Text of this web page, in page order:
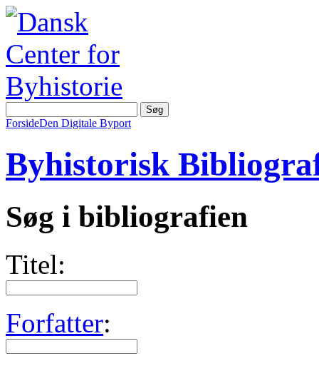
ForsideDen Digitale Byport
Byhistorisk
Søg i bibliografien
Titel:
Forfatter: